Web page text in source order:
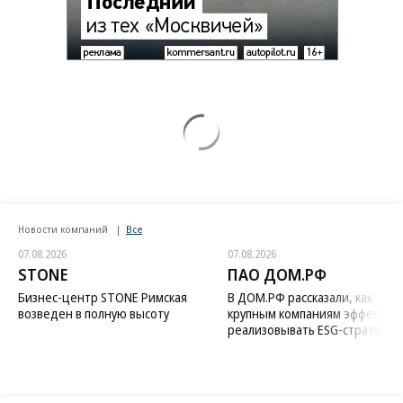
Заставим раскаяться: союзник России
дал грозное обещание